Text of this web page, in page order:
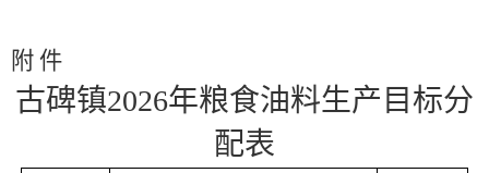
附 件
古碑镇2026年粮食油料生产目标分
配表